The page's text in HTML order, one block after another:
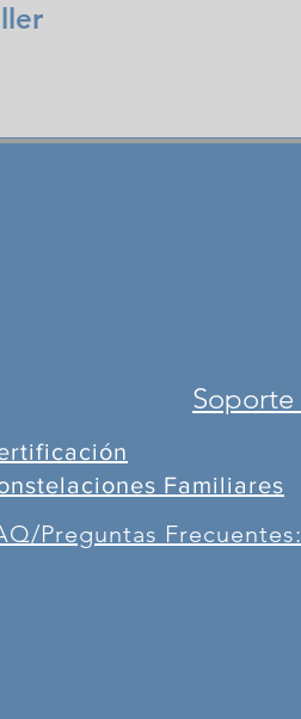
Soporte
Familiares
Preguntas Frecuentes: